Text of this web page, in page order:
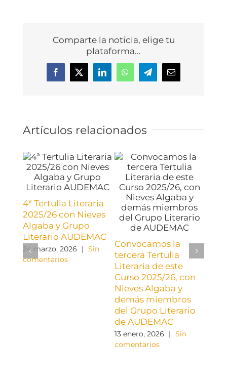
Comparte la noticia, elige tu
plataforma...
Facebook
X LinkedInWhatsAppTelegramCorreo
electrónico
Artículos relacionados
4ª Tertulia Literaria
2025/26 con Nieves
Algaba y Grupo
Literario AUDEMAC
24 marzo, 2026 | Sin
comentarios
Convocamos la
tercera Tertulia
Literaria de este
Curso 2025/26, con
Nieves Algaba y
demás miembros
del Grupo Literario
de AUDEMAC
13 enero, 2026 | Sin
comentarios